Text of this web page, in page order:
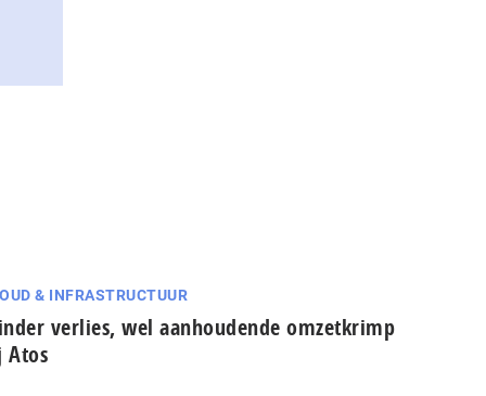
& INFRASTRUCTUUR
verlies, wel aanhoudende omzetkrimp
Atos